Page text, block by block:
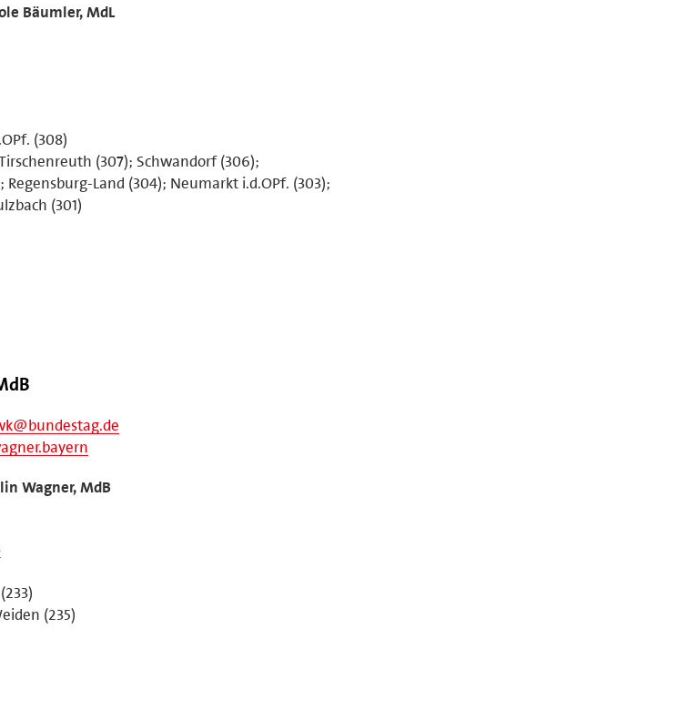
Bäumler, MdL
(308)
(307); Schwandorf (306);
Regensburg-Land (304); Neumarkt i.d.OPf. (303);
(301)
Wagner, MdB
(235)